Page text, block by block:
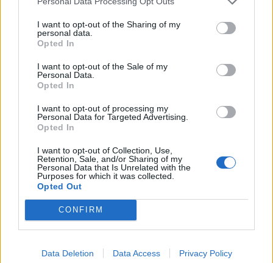
I want to opt-out of the Sharing of my
personal data.
Opted In
I want to opt-out of the Sale of my
Personal Data.
Opted In
I want to opt-out of processing my
Personal Data for Targeted Advertising.
Opted In
I want to opt-out of Collection, Use,
Retention, Sale, and/or Sharing of my
Personal Data that Is Unrelated with the
Purposes for which it was collected.
Opted Out
CONFIRM
Data Deletion Data Access Privacy Policy
Καλαμαριά: Αγανάκτηση για τους
βανδαλισμούς στα σχολεία
Νεαρά άτομα προκάλεσαν σοβαρές φθορές,
σπάζοντας τζάμια και καταστρέφοντας σχολικό
προσβάλλουν την κοινότητα και τη συλλογική
προσπάθεια για ένα καλύτερο περιβάλλον
εκπαίδευσης.
07.11.2025 - 17.16